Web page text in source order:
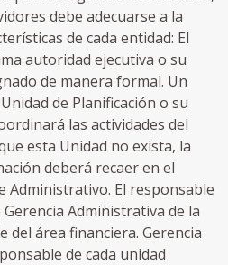
debe adecuarse a la
de cada entidad: El
autoridad ejecutiva o su
de manera formal. Un
de Planificación o su
las actividades del
esta Unidad no exista, la
deberá recaer en el
Administrativo. El responsable
Administrativa de la
del área financiera. Gerencia
de cada unidad